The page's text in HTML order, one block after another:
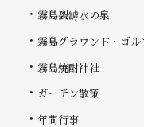
霧島裂罅水の泉
霧島グラウンド・ゴル
霧島焼酎神社
ガーデン散策
年間行事